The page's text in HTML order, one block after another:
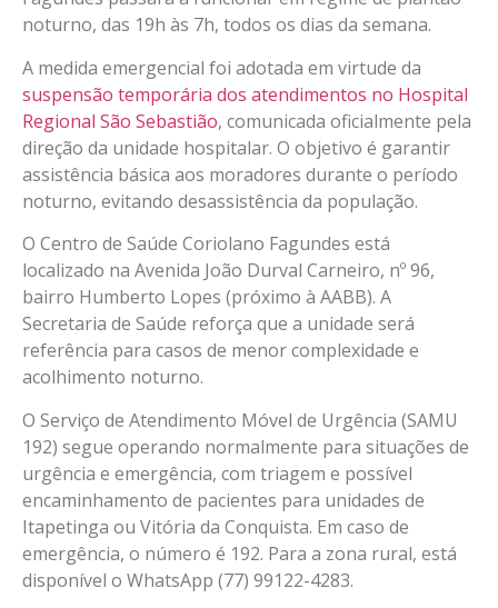
noturno, das 19h às 7h, todos os dias da semana.
A medida emergencial foi adotada em virtude da
suspensão temporária dos atendimentos no Hospital
Regional São Sebastião, comunicada oficialmente pela
direção da unidade hospitalar. O objetivo é garantir
assistência básica aos moradores durante o período
noturno, evitando desassistência da população.
O Centro de Saúde Coriolano Fagundes está
localizado na Avenida João Durval Carneiro, nº 96,
bairro Humberto Lopes (próximo à AABB). A
Secretaria de Saúde reforça que a unidade será
referência para casos de menor complexidade e
acolhimento noturno.
O Serviço de Atendimento Móvel de Urgência (SAMU
192) segue operando normalmente para situações de
urgência e emergência, com triagem e possível
encaminhamento de pacientes para unidades de
Itapetinga ou Vitória da Conquista. Em caso de
emergência, o número é 192. Para a zona rural, está
disponível o WhatsApp (77) 99122-4283.